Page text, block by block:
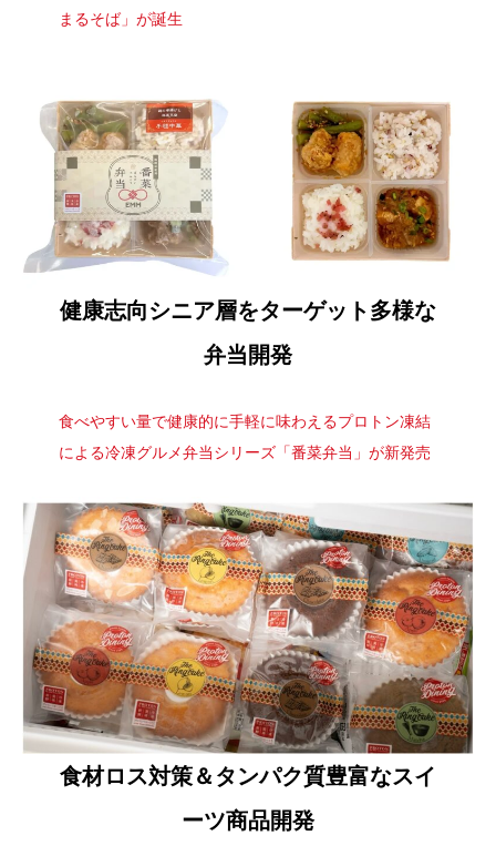
まるそば」が誕生
健康志向シニア層をターゲット多様な
弁当開発​
食べやすい量で健康的に手軽に味わえるプロトン凍結
による冷凍グルメ弁当シリーズ「番菜弁当」が新発売
食材ロス対策＆タンパク質豊富なスイ
ーツ商品開発​